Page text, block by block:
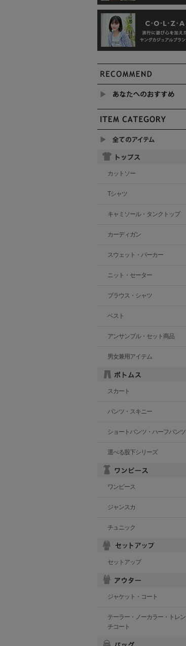
カットソー
Tシャツ
キャミソール・タンクトップ
カーディガン
スウェット・パーカー
ニット・セーター
ブラウス・シャツ
ベスト
アンサンブル・セット商品
男女兼用アイテム
スカート
パンツ・スキニー
ショートパンツ・ハーフパンツ
選べる股下シリーズ
ワンピース
ジャンスカ
チュニック
セットアップ
ジャケット・コート
テーラー・ノーカラー・トレン
チコート